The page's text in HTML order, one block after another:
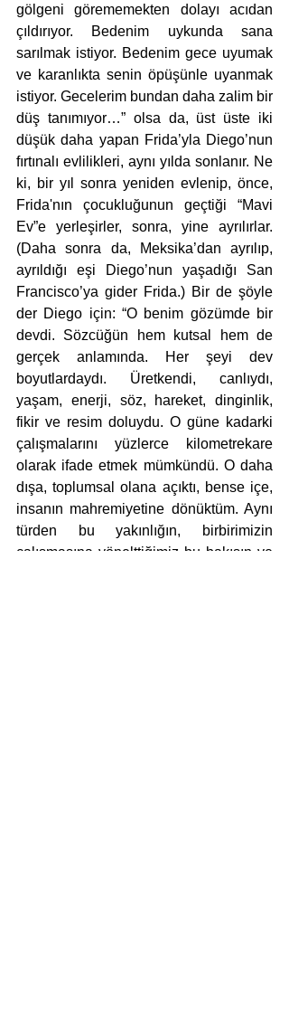
gölgeni görememekten dolayı acıdan
çıldırıyor. Bedenim uykunda sana
sarılmak istiyor. Bedenim gece uyumak
ve karanlıkta senin öpüşünle uyanmak
istiyor. Gecelerim bundan daha zalim bir
düş tanımıyor…” olsa da, üst üste iki
düşük daha yapan Frida’yla Diego’nun
fırtınalı evlilikleri, aynı yılda sonlanır. Ne
ki, bir yıl sonra yeniden evlenip, önce,
Frida'nın çocukluğunun geçtiği “Mavi
Ev”e yerleşirler, sonra, yine ayrılırlar.
(Daha sonra da, Meksika’dan ayrılıp,
ayrıldığı eşi Diego’nun yaşadığı San
Francisco’ya gider Frida.) Bir de şöyle
der Diego için: “O benim gözümde bir
devdi. Sözcüğün hem kutsal hem de
gerçek anlamında. Her şeyi dev
boyutlardaydı. Üretkendi, canlıydı,
yaşam, enerji, söz, hareket, dinginlik,
fikir ve resim doluydu. O güne kadarki
çalışmalarını yüzlerce kilometrekare
olarak ifade etmek mümkündü. O daha
dışa, toplumsal olana açıktı, bense içe,
insanın mahremiyetine dönüktüm. Aynı
türden bu yakınlığın, birbirimizin
çalışmasına yönelttiğimiz bu bakışın ve